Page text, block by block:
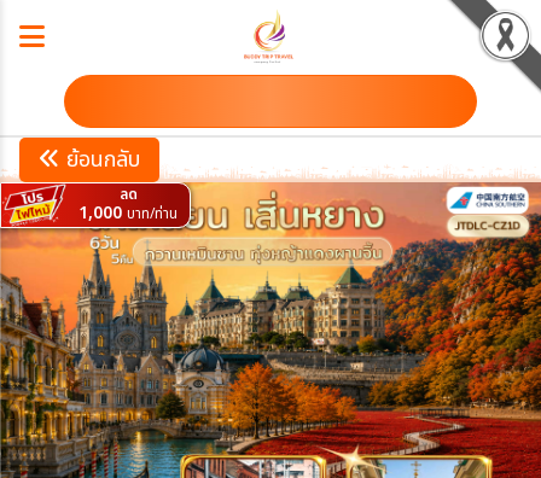
ย้อนกลับ
ลด
1,000 บาท/ท่าน